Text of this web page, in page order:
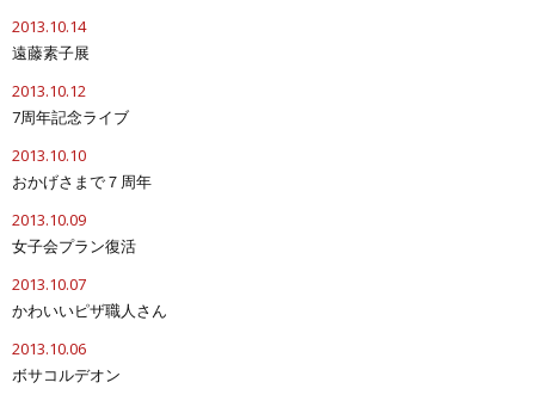
2013.10.14
遠藤素子展
2013.10.12
7周年記念ライブ
2013.10.10
おかげさまで７周年
2013.10.09
女子会プラン復活
2013.10.07
かわいいピザ職人さん
2013.10.06
ボサコルデオン